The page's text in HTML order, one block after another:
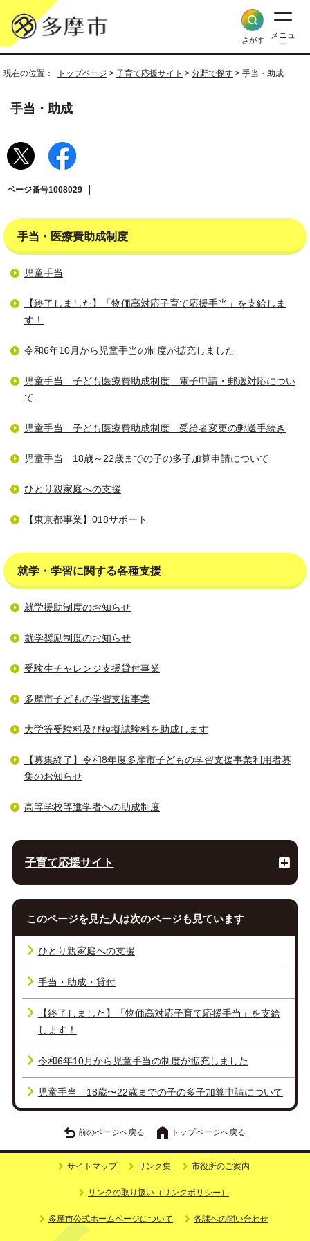
さがす
メニュ
ー
現在の位置： トップページ > 子育て応援サイト > 分野で探す > 手当・助成
手当・助成
ページ番号1008029
手当・医療費助成制度
児童手当
【終了しました】「物価高対応子育て応援手当」を支給しま
す！
令和6年10月から児童手当の制度が拡充しました
児童手当 子ども医療費助成制度 電子申請・郵送対応につい
て
児童手当 子ども医療費助成制度 受給者変更の郵送手続き
児童手当 18歳～22歳までの子の多子加算申請について
ひとり親家庭への支援
【東京都事業】018サポート
就学・学習に関する各種支援
就学援助制度のお知らせ
就学奨励制度のお知らせ
受験生チャレンジ支援貸付事業
多摩市子どもの学習支援事業
大学等受験料及び模擬試験料を助成します
【募集終了】令和8年度多摩市子どもの学習支援事業利用者募
集のお知らせ
高等学校等進学者への助成制度
子育て応援サイト
このページを見た人は次のページも見ています
ひとり親家庭への支援
手当・助成・貸付
【終了しました】「物価高対応子育て応援手当」を支給
します！
令和6年10月から児童手当の制度が拡充しました
児童手当 18歳〜22歳までの子の多子加算申請について
前のページへ戻る トップページへ戻る
サイトマップ リンク集 市役所のご案内
リンクの取り扱い（リンクポリシー）
多摩市公式ホームページについて 各課への問い合わせ